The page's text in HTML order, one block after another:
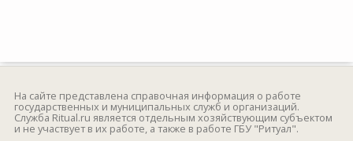
На сайте представлена справочная информация о работе
государственных и муниципальных служб и организаций.
Служба Ritual.ru является отдельным хозяйствующим субъектом
и не участвует в их работе, а также в работе ГБУ "Ритуал".